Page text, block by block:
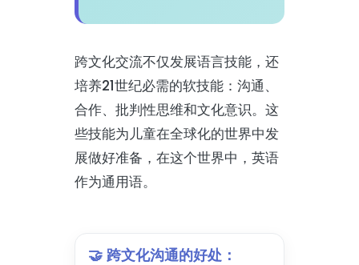
跨文化交流不仅发展语言技能，还
培养21世纪必需的软技能：沟通、
合作、批判性思维和文化意识。这
些技能为儿童在全球化的世界中发
展做好准备，在这个世界中，英语
作为通用语。
🤝 跨文化沟通的好处：